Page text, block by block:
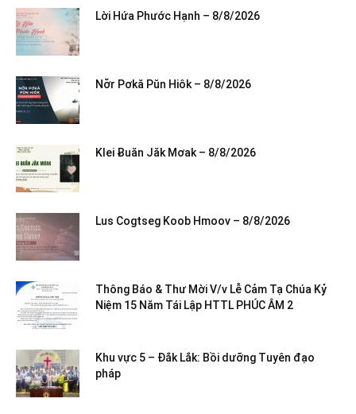
Lời Hứa Phước Hạnh – 8/8/2026
Nơ̆r Pơkă Pŭn Hiôk – 8/8/2026
Klei Ƀuăn Jăk Mơak – 8/8/2026
Lus Cogtseg Koob Hmoov – 8/8/2026
Thông Báo & Thư Mời V/v Lễ Cảm Tạ Chúa Kỷ
Niệm 15 Năm Tái Lập HTTL PHÚC ÂM 2
Khu vực 5 – Đắk Lắk: Bồi dưỡng Tuyên đạo
pháp